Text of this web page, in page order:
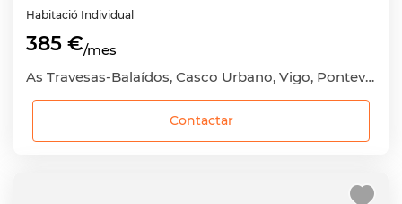
Habitació Individual
385 €/mes
As Travesas-Balaídos, Casco Urbano, Vigo, Pontevedra
Contactar